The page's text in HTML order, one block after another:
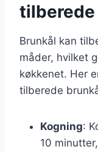
tilberede
Brunkål kan
måder, hvilket
køkkenet. Her
tilberede
Kogning:
10